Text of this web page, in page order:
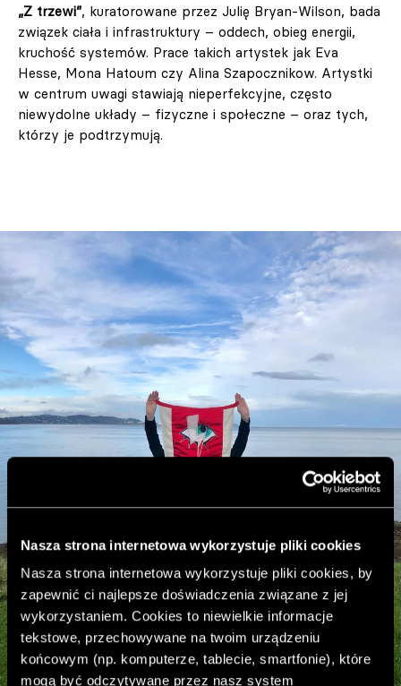
Nasza strona internetowa wykorzystuje pliki cookies
Nasza strona internetowa wykorzystuje pliki cookies, by
zapewnić ci najlepsze doświadczenia związane z jej
wykorzystaniem. Cookies to niewielkie informacje
tekstowe, przechowywane na twoim urządzeniu
końcowym (np. komputerze, tablecie, smartfonie), które
mogą być odczytywane przez nasz system
„Z trzewi”, kuratorowane przez Julię Bryan-Wilson, bada
związek ciała i infrastruktury – oddech, obieg energii,
kruchość systemów. Prace takich artystek jak Eva
Hesse, Mona Hatoum czy Alina Szapocznikow. Artystki
w centrum uwagi stawiają nieperfekcyjne, często
niewydolne układy – fizyczne i społeczne – oraz tych,
którzy je podtrzymują.